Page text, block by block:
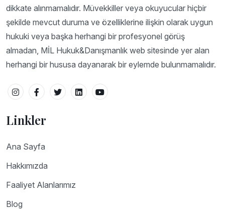
dikkate alınmamalıdır. Müvekkiller veya okuyucular hiçbir
şekilde mevcut duruma ve özelliklerine ilişkin olarak uygun
hukuki veya başka herhangi bir profesyonel görüş
almadan, MİL Hukuk&Danışmanlık web sitesinde yer alan
herhangi bir hususa dayanarak bir eylemde bulunmamalıdır.
Linkler
Ana Sayfa
Hakkımızda
Faaliyet Alanlarımız
Blog